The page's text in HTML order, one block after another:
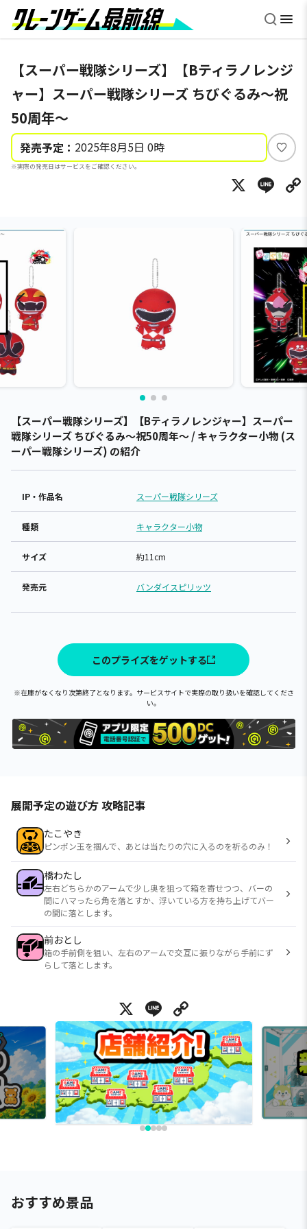
【スーパー戦隊シリーズ】【Bティラノレンジ
ャー】スーパー戦隊シリーズ ちびぐるみ～祝
50周年～
発売予定： 2025年8月5日 0時
※実際の発売日はサービスをご確認ください。
い
ね
X
【スーパー戦隊シリーズ】【Bティラノレンジャー】スーパー
戦隊シリーズ ちびぐるみ～祝50周年～ / キャラクター小物 (ス
ーパー戦隊シリーズ) の紹介
IP・作品名 スーパー戦隊シリーズ
種類 キャラクター小物
サイズ 約11cm
発売元 バンダイスピリッツ
このプライズをゲットする
※在庫がなくなり次第終了となります。サービスサイトで実際の取り扱いを確認してくださ
い。
展開予定の遊び方 攻略記事
たこやき
ピンポン玉を掴んで、あとは当たりの穴に入るのを祈るのみ！
橋わたし
左右どちらかのアームで少し奥を狙って箱を寄せつつ、バーの
間にハマったら角を落とすか、浮いている方を持ち上げてバー
の間に落とします。
前おとし
箱の手前側を狙い、左右のアームで交互に振りながら手前にず
らして落とします。
X Line
おすすめ景品